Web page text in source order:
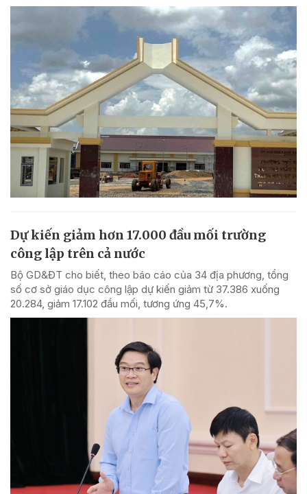
Dự kiến giảm hơn 17.000 đầu mối trường
công lập trên cả nước
Bộ GD&ĐT cho biết, theo báo cáo của 34 địa phương, tổng
số cơ sở giáo dục công lập dự kiến giảm từ 37.386 xuống
20.284, giảm 17.102 đầu mối, tương ứng 45,7%.